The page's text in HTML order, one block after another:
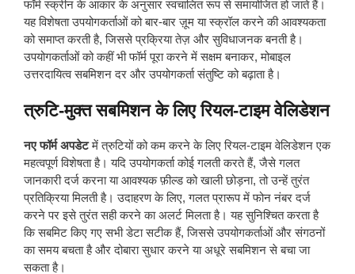
फॉर्म स्क्रीन के आकार के अनुसार स्वचालित रूप से समायोजित हो जाते हैं।
यह विशेषता उपयोगकर्ताओं को बार-बार ज़ूम या स्क्रॉल करने की आवश्यकता
को समाप्त करती है, जिससे प्रक्रिया तेज़ और सुविधाजनक बनती है।
उपयोगकर्ताओं को कहीं भी फॉर्म पूरा करने में सक्षम बनाकर, मोबाइल
उत्तरदायित्व सबमिशन दर और उपयोगकर्ता संतुष्टि को बढ़ाता है।
त्रुटि-मुक्त सबमिशन के लिए रियल-टाइम वेलिडेशन
नए फॉर्म अपडेटमें त्रुटियों को कम करने के लिए रियल-टाइम वेलिडेशन एक
महत्वपूर्ण विशेषता है। यदि उपयोगकर्ता कोई गलती करते हैं, जैसे गलत
जानकारी दर्ज करना या आवश्यक फ़ील्ड को खाली छोड़ना, तो उन्हें तुरंत
प्रतिक्रिया मिलती है। उदाहरण के लिए, गलत प्रारूप में फोन नंबर दर्ज
करने पर इसे तुरंत सही करने का अलर्ट मिलता है। यह सुनिश्चित करता है
कि सबमिट किए गए सभी डेटा सटीक हैं, जिससे उपयोगकर्ताओं और संगठनों
का समय बचता है और दोबारा सुधार करने या अधूरे सबमिशन से बचा जा
सकता है।